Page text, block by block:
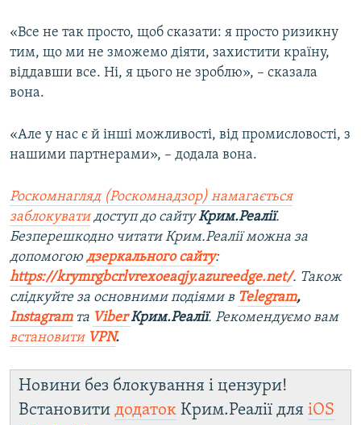
s
s
l
i
d
e
«Все не так просто, щоб сказати: я просто ризикну
тим, що ми не зможемо діяти, захистити країну,
віддавши все. Ні, я цього не зроблю», – сказала
вона.
«Але у нас є й інші можливості, від промисловості, з
нашими партнерами», – додала вона.
Роскомнагляд (Роскомнадзор) намагається
заблокуватидоступ до сайтуКрим.Реалії.
Безперешкодно читати Крим.Реалії можна за
допомогою дзеркального сайту:
https://krymrgbcrlvrexoeaqjy.azureedge.net/. Також
слідкуйте за основними подіями в Telegram,
Instagramта ViberКрим.Реалії. Рекомендуємо вам
встановити VPN.
Новини без блокування і цензури!
Встановити додаток Крим.Реалії для iOS